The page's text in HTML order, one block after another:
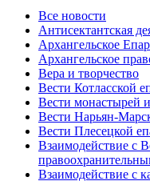
Все новости
Антисектантская
Архангельское
Архангельское
Вера и творчество
Вести Котласской
Вести монастырей
Вести Нарьян-
Вести Плесецкой
Взаимодействие с
Взаимодействие с